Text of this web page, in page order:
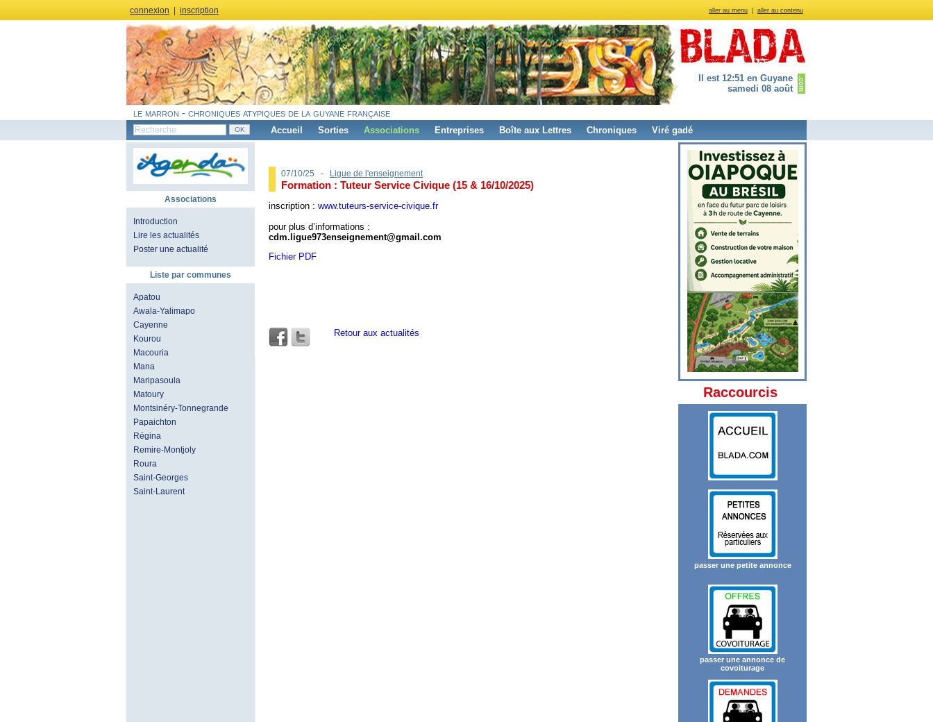
aller au menu aller au contenu
connexion inscription
Il est 12:51 en Guyane
samedi 08 août
le marron - chroniques atypiques de la guyane française
Accueil Sorties Associations Entreprises Boîte aux Lettres Chroniques Viré gadé
Associations
Introduction
Lire les actualités
Poster une actualité
Liste par communes
Apatou
Awala-Yalimapo
Cayenne
Kourou
Macouria
Mana
Maripasoula
Matoury
Montsinéry-Tonnegrande
Papaichton
Régina
Remire-Montjoly
Roura
Saint-Georges
Saint-Laurent
07/10/25 - Ligue de l'enseignement
Formation : Tuteur Service Civique (15 & 16/10/2025)
inscription : www.tuteurs-service-civique.fr
pour plus d’informations :
cdm.ligue973enseignement@gmail.com
Fichier PDF
Retour aux actualités
Raccourcis
passer une petite annonce
passer une annonce de
covoiturage